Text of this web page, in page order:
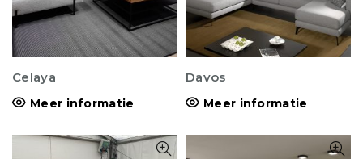
Celaya
Meer informatie
Davos
Meer informatie